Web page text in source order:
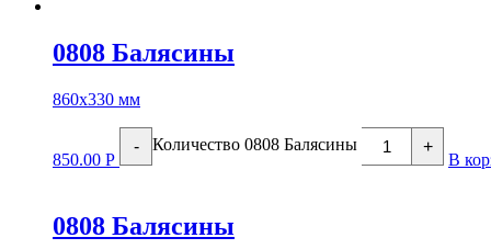
0808 Балясины
860х330 мм
850.00 Р
- Количество 0808 Балясины +
В
0808 Балясины